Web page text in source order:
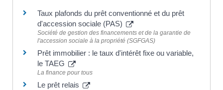
Taux plafonds du prêt conventionné et du prêt
d'accession sociale (PAS)
Société de gestion des financements et de la garantie de
l'accession sociale à la propriété (SGFGAS)
Prêt immobilier : le taux d'intérêt fixe ou variable,
le TAEG
La finance pour tous
Le prêt relais